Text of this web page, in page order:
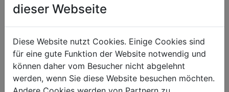
dieser Webseite
Diese Website nutzt Cookies. Einige Cookies sind
für eine gute Funktion der Website notwendig und
können daher vom Besucher nicht abgelehnt
werden, wenn Sie diese Website besuchen möchten.